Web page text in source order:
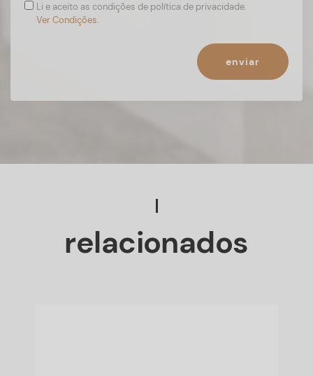
Li e aceito as condições de política de privacidade.
Ver Condições.
enviar
relacionados